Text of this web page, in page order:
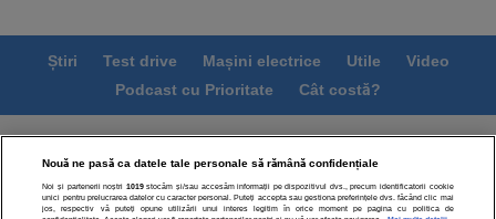
Știri Test drive Mașini electrice Utile
Video
Podcast cu Prioritate
Cât costă?
Termeni si conditii
Politica de confidentialitate
Politica de cookies
Echipa editorială
Modifică Setările
Nouă ne pasă ca datele tale personale să rămână confidențiale
Noi și partenerii noștri 1019stocăm și/sau accesăm informații pe dispozitivul dvs., precum identificatorii cookie
unici pentru prelucrarea datelor cu caracter personal. Puteți accepta sau gestiona preferințele dvs. făcând clic mai
jos, respectiv vă puteți opune utilizării unui interes legitim în orice moment pe pagina cu politica de